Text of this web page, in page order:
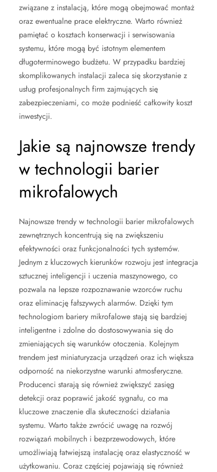
związane z instalacją, które mogą obejmować montaż
oraz ewentualne prace elektryczne. Warto również
pamiętać o kosztach konserwacji i serwisowania
systemu, które mogą być istotnym elementem
długoterminowego budżetu. W przypadku bardziej
skomplikowanych instalacji zaleca się skorzystanie z
usług profesjonalnych firm zajmujących się
zabezpieczeniami, co może podnieść całkowity koszt
inwestycji.
Jakie są najnowsze trendy
w technologii barier
mikrofalowych
Najnowsze trendy w technologii barier mikrofalowych
zewnętrznych koncentrują się na zwiększeniu
efektywności oraz funkcjonalności tych systemów.
Jednym z kluczowych kierunków rozwoju jest integracja
sztucznej inteligencji i uczenia maszynowego, co
pozwala na lepsze rozpoznawanie wzorców ruchu
oraz eliminację fałszywych alarmów. Dzięki tym
technologiom bariery mikrofalowe stają się bardziej
inteligentne i zdolne do dostosowywania się do
zmieniających się warunków otoczenia. Kolejnym
trendem jest miniaturyzacja urządzeń oraz ich większa
odporność na niekorzystne warunki atmosferyczne.
Producenci starają się również zwiększyć zasięg
detekcji oraz poprawić jakość sygnału, co ma
kluczowe znaczenie dla skuteczności działania
systemu. Warto także zwrócić uwagę na rozwój
rozwiązań mobilnych i bezprzewodowych, które
umożliwiają łatwiejszą instalację oraz elastyczność w
użytkowaniu. Coraz częściej pojawiają się również